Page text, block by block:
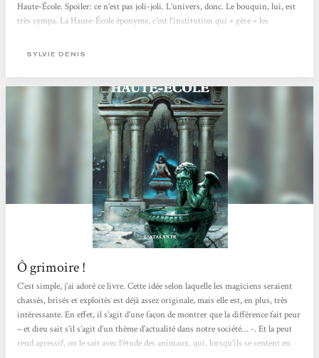
Haute-École. Spoiler: ce n’est pas joli-joli. L’univers, donc. Le bouquin, lui, est
très sympa. La Haute-École éponyme, c’est l’institution qui « gère » les
jeunes gens porteurs de potentiel magique et de les amener à l’école, afin...
SYLVIE DENIS
Ô grimoire !
C’est simple, j’ai adoré ce livre. Cette idée selon laquelle les magiciens seraient
chassés, brisés et exploités est déjà assez originale, mais elle est, en plus, très
intéressante. En effet, il s’agit d’une façon de montrer que la différence fait peur
– et dieu sait s’il s’agit d’un thème d’actualité dans notre société… -. Et la peut
rend agressif, on le sait avec l’étude des animaux, qui, lorsqu’ils se sentent en